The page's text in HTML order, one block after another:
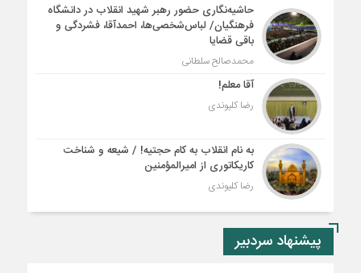
حاشیه‌نگاری حضور رهبر شهید انقلاب در دانشگاه
فرهنگیان/ لباس‌شخصی‌ها، احمدآقا، فشردگی و
باقی قضایا
محمدصالح سلطانی
آقا معلم!
رضا کلیوندی
به نام انقلاب به کام حجتیه! / شیعه و شناخت
کاریکاتوری از امیرالمؤمنین
رضا کلیوندی
پیشنهاد سردبیر